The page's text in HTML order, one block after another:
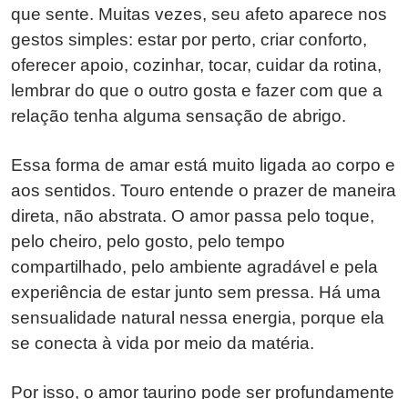
que sente. Muitas vezes, seu afeto aparece nos
gestos simples: estar por perto, criar conforto,
oferecer apoio, cozinhar, tocar, cuidar da rotina,
lembrar do que o outro gosta e fazer com que a
relação tenha alguma sensação de abrigo.
Essa forma de amar está muito ligada ao corpo e
aos sentidos. Touro entende o prazer de maneira
direta, não abstrata. O amor passa pelo toque,
pelo cheiro, pelo gosto, pelo tempo
compartilhado, pelo ambiente agradável e pela
experiência de estar junto sem pressa. Há uma
sensualidade natural nessa energia, porque ela
se conecta à vida por meio da matéria.
Por isso, o amor taurino pode ser profundamente